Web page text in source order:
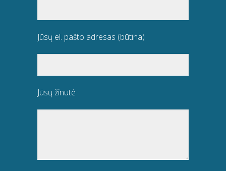
Jūsų el. pašto adresas (būtina)
Jūsų žinutė